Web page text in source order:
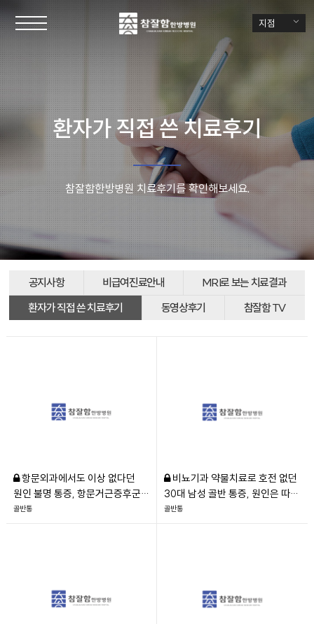
지점
환자가 직접 쓴 치료후기
참잘함한방병원 치료후기를 확인해보세요.
공지사항 비급여진료안내
MRI로 보는 치료결과
환자가 직접 쓴 치료후기
동영상후기 참잘함 TV
항문외과에서도 이상 없다던
원인 불명 통증, 항문거근증후군
3개월 치료 후기
골반통
비뇨기과 약물치료로 호전 없던
30대 남성 골반 통증, 원인은 따로
있었다
골반통